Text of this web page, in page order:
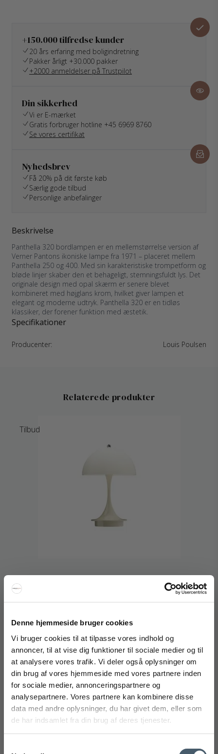
Denne hjemmeside bruger cookies
Vi bruger cookies til at tilpasse vores indhold og
annoncer, til at vise dig funktioner til sociale medier og til
at analysere vores trafik. Vi deler også oplysninger om
din brug af vores hjemmeside med vores partnere inden
for sociale medier, annonceringspartnere og
analysepartnere. Vores partnere kan kombinere disse
data med andre oplysninger, du har givet dem, eller som
de har indsamlet fra din brug af deres tjenester.
+150.000 tilfredse kunder
20 års erfaring med boligindretning
Pakker årligt +30.000 pakker
+2000 anmeldelser på Trustpilot
Din sikkerhed
Vi er E-mærket
Gratis forbruger hotline +45 6969 8760
Se vores certifikat
Nyhedsbrev
Få 20% på dit første køb
Særlig gode tilbud
Personlige anbefalinger
Beskrivelse
Panthella 320 bordlampen er en mellemstørrelse version af
Verner Pantons ikoniske lampe fra 1971 – placeret mellem
Panthella 250 og 400. Med sin karakteristiske trompetform og
bløde linjer skaber den et behageligt, stemningsfuldt lys. Det
originale design med opal skærm er senere blevet
kombineret med højglans krom, hvilket giver lampen et
elegant og moderne udtryk. Panthella 320 er en tidløs
klassiker, der forener funktion med æstetik.
Specifikationer
Producenter: Louis Poulsen
Relaterede produkter
Tilbud
Bordlampe
Louis Poulsen
237-5744171436M
1.495 DKK
Fra
1.045 DKK
Vis produkt
FÅ 20% RABAT
*Din rabat kan ikke bruges på i forvejen nedsatte varer eller på
produkter fra Rocket
.